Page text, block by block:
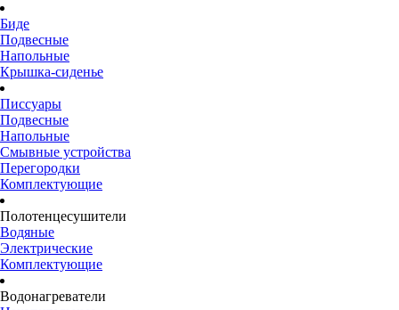
Биде
Подвесные
Напольные
Крышка-сиденье
Писсуары
Подвесные
Напольные
Смывные устройства
Перегородки
Комплектующие
Полотенцесушители
Водяные
Электрические
Комплектующие
Водонагреватели